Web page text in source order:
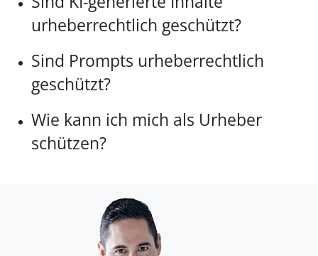
urheberrechtlich geschützt?
Sind Prompts urheberrechtlich
geschützt?
Wie kann ich mich als Urheber
schützen?